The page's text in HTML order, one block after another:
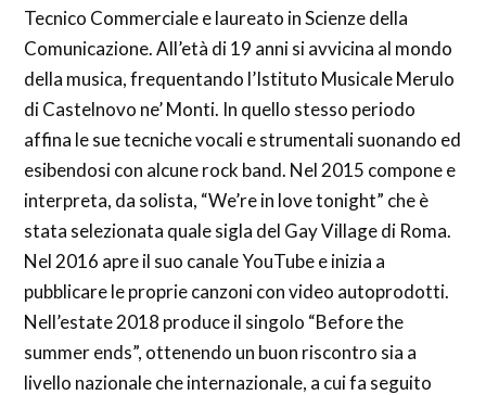
Tecnico Commerciale e laureato in Scienze della
Comunicazione. All’età di 19 anni si avvicina al mondo
della musica, frequentando l’Istituto Musicale Merulo
di Castelnovo ne’ Monti. In quello stesso periodo
affina le sue tecniche vocali e strumentali suonando ed
esibendosi con alcune rock band. Nel 2015 compone e
interpreta, da solista, “We’re in love tonight” che è
stata selezionata quale sigla del Gay Village di Roma.
Nel 2016 apre il suo canale YouTube e inizia a
pubblicare le proprie canzoni con video autoprodotti.
Nell’estate 2018 produce il singolo “Before the
summer ends”, ottenendo un buon riscontro sia a
livello nazionale che internazionale, a cui fa seguito